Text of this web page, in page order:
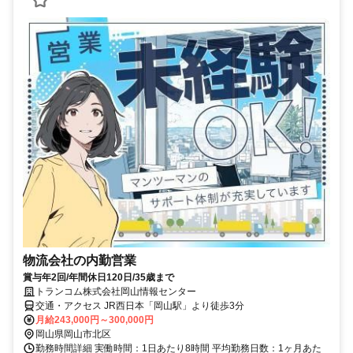
物流会社の内勤営業
賞与年2回/年間休日120日/35歳まで
トランコム株式会社岡山情報センター
交通・アクセス JR西日本「岡山駅」より徒歩3分
月給243,000円～300,000円
岡山県岡山市北区
勤務時間詳細 実働時間：1日あたり8時間 平均勤務日数：1ヶ月あた